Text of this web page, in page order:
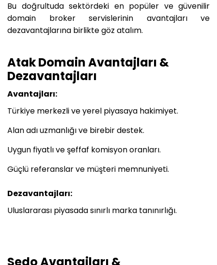
Bu doğrultuda sektördeki en popüler ve güvenilir
domain broker servislerinin avantajları ve
dezavantajlarına birlikte göz atalım.
Atak Domain Avantajları &
Dezavantajları
Avantajları:
Türkiye merkezli ve yerel piyasaya hakimiyet.
Alan adı uzmanlığı ve birebir destek.
Uygun fiyatlı ve şeffaf komisyon oranları.
Güçlü referanslar ve müşteri memnuniyeti.
Dezavantajları:
Uluslararası piyasada sınırlı marka tanınırlığı.